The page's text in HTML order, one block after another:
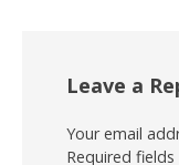
Leave a
Your email
Required